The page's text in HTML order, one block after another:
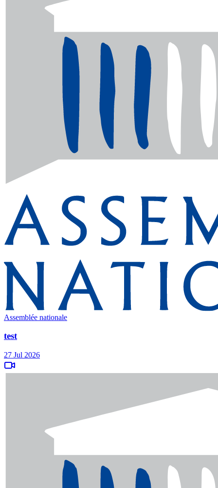
Assemblée nationale
test
27 Jul 2026